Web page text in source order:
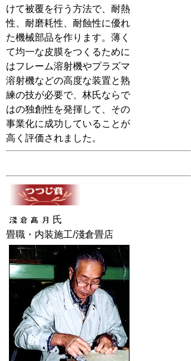
けて被覆を行う方法で、耐熱
性、耐磨耗性、耐蝕性に優れ
た機械部品を作ります。薄く
て均一な皮膜をつくるために
はフレーム溶射機やプラズマ
溶射機などの高度な装置と熟
練の技が必要で、林氏ならで
はの独創性を発揮して、その
事業化に成功していることが
高く評価されました。
氏
畳職・内装施工/淺倉畳店